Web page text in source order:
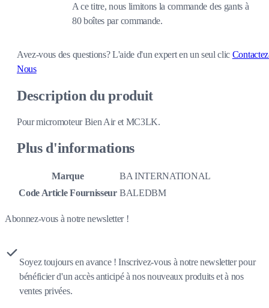
A ce titre, nous limitons la commande des gants à
80 boîtes par commande.
Avez-vous des questions?L'aide d'un expert en un seul clic
Nous
Description du produit
Pour micromoteur Bien Air et MC3LK.
Plus d'informations
Marque
BA INTERNATIONAL
Code Article Fournisseur BALEDBM
Abonnez-vous à notre newsletter !
Soyez toujours en avance ! Inscrivez-vous à notre newsletter pour
bénéficier d'un accès anticipé à nos nouveaux produits et à nos
ventes privées.